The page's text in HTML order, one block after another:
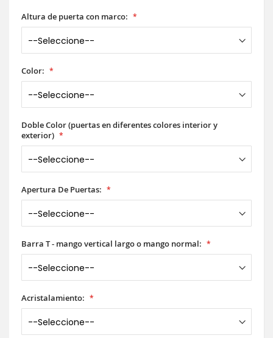
Altura de puerta con marco:
Color:
Doble Color (puertas en diferentes colores interior y
exterior)
Apertura De Puertas:
Barra T - mango vertical largo o mango normal:
Acristalamiento: